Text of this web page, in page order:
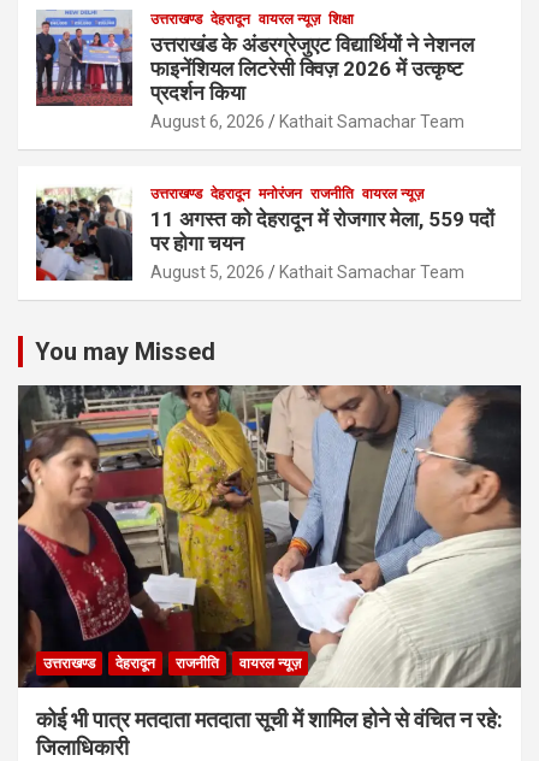
उत्तराखण्ड देहरादून वायरल न्यूज़ शिक्षा
उत्तराखंड के अंडरग्रेजुएट विद्यार्थियों ने नेशनल
फाइनेंशियल लिटरेसी क्विज़ 2026 में उत्कृष्ट
प्रदर्शन किया
August 6, 2026 Kathait Samachar Team
उत्तराखण्ड देहरादून मनोरंजन राजनीति वायरल न्यूज़
11 अगस्त को देहरादून में रोजगार मेला, 559 पदों
पर होगा चयन
August 5, 2026 Kathait Samachar Team
You may Missed
उत्तराखण्ड देहरादून राजनीति वायरल न्यूज़
कोई भी पात्र मतदाता मतदाता सूची में शामिल होने से वंचित न रहे:
जिलाधिकारी